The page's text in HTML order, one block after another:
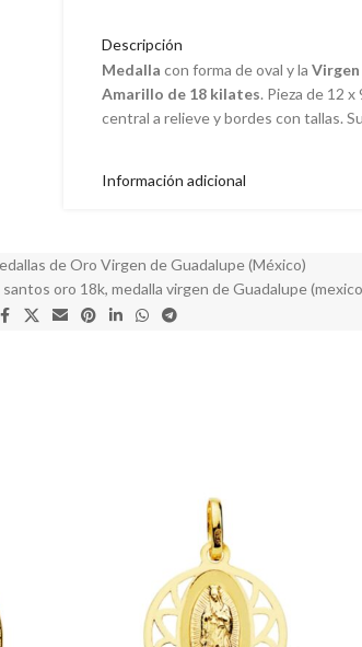
Descripción
Medalla con forma de oval y la Virgen
Amarillo de 18 kilates. Pieza de 12
central a relieve y bordes con tallas.
Información adicional
de Oro Virgen de Guadalupe (México)
santos oro 18k, medalla virgen de Guadalupe